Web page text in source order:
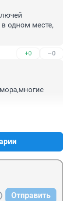
одном месте,
+0 –0
Отправить